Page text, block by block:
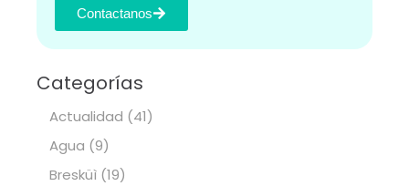
Contactanos
Categorías
Actualidad (41)
Agua (9)
Bresküì (19)